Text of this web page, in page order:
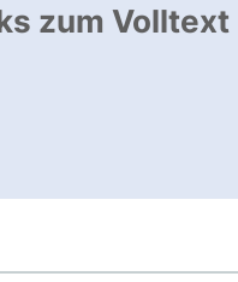
zum Volltext
öffnet neues